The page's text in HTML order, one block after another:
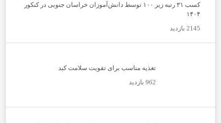
کسب ۳۱ رتبه زیر ۱۰۰ توسط دانش‌آموزان خراسان جنوبی در کنکور
۱۴۰۴
2145 بازدید
تغذیه مناسب برای تقویت سلامت کبد
962 بازدید